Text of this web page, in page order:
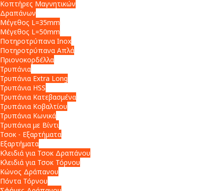
Κοπτήρες Μαγνητικών
Δραπάνων
Μέγεθος L=35mm
Μέγεθος L=50mm
Ποτηροτρύπανα Inox
Ποτηροτρύπανα Απλά
Πριονοκορδέλλα
Τρυπάνια
Τρυπάνια Extra Long
Τρυπάνια HSS
Τρυπάνια Κατεβασμένα
Τρυπάνια Κοβαλτίου
Τρυπάνια Κωνικά
Τρυπάνια με Βίντι
Τσοκ - Εξαρτήματα
Εξαρτήματα
Κλειδιά για Τσοκ Δραπάνου
Κλειδιά για Τσοκ Τόρνου
Κώνος Δράπανου
Πόντα Τόρνου